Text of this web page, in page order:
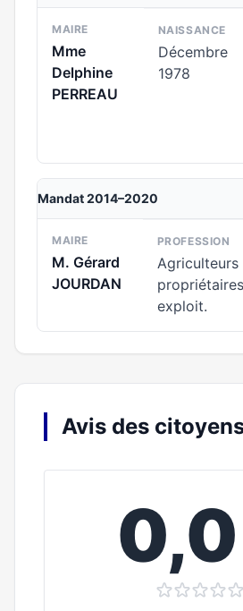
MAIRE
Mme
Delphine
PERREAU
NAISSANCE
Décembre
1978
Mandat 2014–2020
MAIRE
M. Gérard
JOURDAN
PROFESSION
Agriculteurs
propriétaires
exploit.
Avis des
0,0